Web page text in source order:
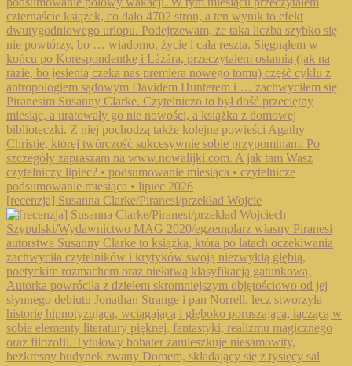
[recenzja] Susanna Clarke/Piranesi/przekład Wojcie